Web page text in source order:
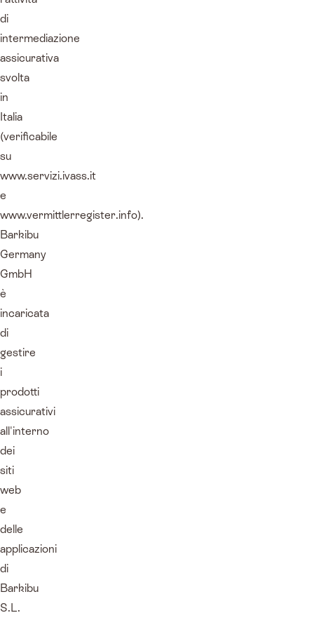
di
intermediazione
assicurativa
svolta
in
Italia
(verificabile
su
www.servizi.ivass.it
e
www.vermittlerregister.info).
Barkibu
Germany
GmbH
è
incaricata
di
gestire
i
prodotti
assicurativi
all'interno
dei
siti
web
e
delle
applicazioni
di
Barkibu
S.L.